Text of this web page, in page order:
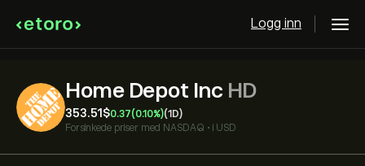
Logg inn
Home Depot Inc HD
353.51‎$‎0.37(0.10%)(1D)
Forsinkede priser med NASDAQ • i USD